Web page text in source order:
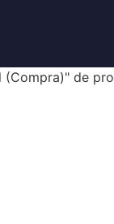
(Compra)" de